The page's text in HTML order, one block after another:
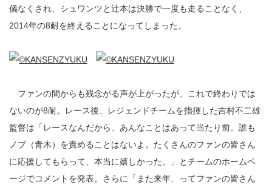
儀なくされ、シュワンツと辻本は決勝で一度も走ることなく、
2014年の8耐を終えることになってしまった。
ファンの間からも残念がる声が上がったが、これで終わりでは
ないのが8耐。レース後、レジェンドチームを指揮した吉村不二雄
監督は「レースなんだから、あんなことはあって当たり前。誰も
ノブ（青木）を責めることはないよ。たくさんのファンの皆さん
に応援してもらって、本当に嬉しかった。」とチームのホームペ
ージでコメントを発表。さらに「また来年、ってファンの皆さん